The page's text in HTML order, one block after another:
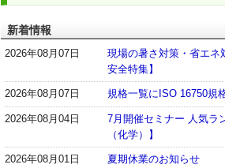
新着情報
2026年08月07日
現場の暑さ対策・省エネ
安全特集】
2026年08月07日 規格一覧にISO 16750規
2026年08月04日
7月開催セミナー 人気ラ
（化学）】
2026年08月01日 夏期休業のお知らせ